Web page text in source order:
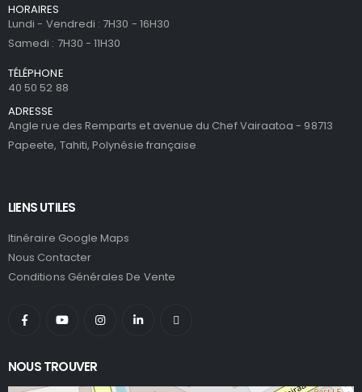
HORAIRES
Lundi - Vendredi : 7H30 - 16H30
Samedi : 7H30 - 11H30
TÉLÉPHONE
40 50 52 88
ADRESSE
Angle rue des Remparts et avenue du Chef Vairaatoa - 98713
Papeete, Tahiti, Polynésie française
LIENS UTILES
Itinéraire Google Maps
Nous Contacter
Conditions Générales De Vente
NOUS TROUVER